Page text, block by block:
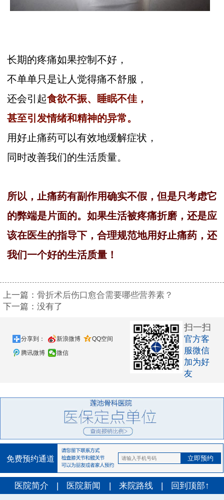
长期的疼痛如果控制不好，
不单单只是让人觉得痛不舒服，
还会引起食欲不振、睡眠不佳，
甚至引发情绪和精神的异常。
用好止痛药可以有效地缓解症状，
同时改善我们的生活质量。
所以，止痛药有副作用确实不假，但是只考虑它
的弊端是片面的。如果生活被疼痛折磨，还是应
该在医生的指导下，合理规范地用好止痛药，还
我们一个好的生活质量！
上一篇：骨折术后伤口愈合需要哪些营养素？
下一篇：没有了
分享到： 新浪微博
QQ空间
腾讯微博
微信
扫一扫
官方客
服微信
加为好
友
免费预约通道
医院简介 医院新闻 来院路线 回到顶部↑